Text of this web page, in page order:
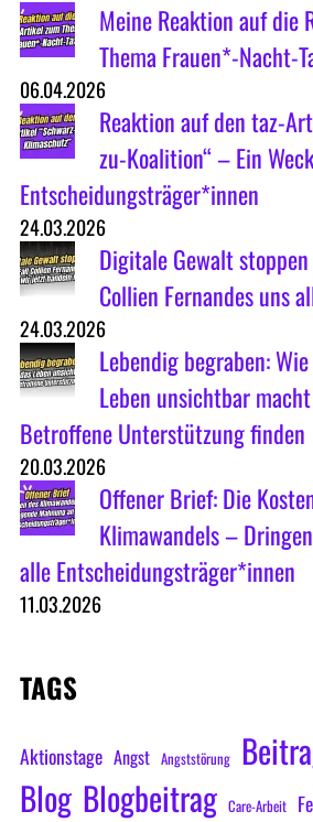
Meine Reaktion auf die
Thema Frauen*-Nacht-
06.04.2026
Reaktion auf den taz-
zu-Koalition“ – Ein
Entscheidungsträger*innen
24.03.2026
Digitale Gewalt
Collien Fernandes uns
24.03.2026
Lebendig begraben:
Leben unsichtbar
Betroffene Unterstützung finden
20.03.2026
Offener Brief: Die
Klimawandels –
alle Entscheidungsträger*innen
11.03.2026
TAGS
Aktionstage Angst Angststörung
Blog Blogbeitrag Care-Arbeit